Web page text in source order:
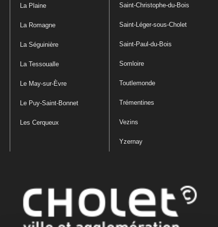
La Plaine
La Romagne
La Séguinière
La Tessoualle
Le May-sur-Èvre
Le Puy-Saint-Bonnet
Les Cerqueux
Saint-Christophe-du-Bois
Saint-Léger-sous-Cholet
Saint-Paul-du-Bois
Somloire
Toutlemonde
Trémentines
Vezins
Yzernay